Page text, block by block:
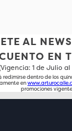
AL
EN
1 de Julio
redimirse dentro de los
en
promociones